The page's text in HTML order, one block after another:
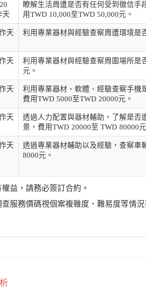
天
瞭解生活周遭是否有任何受到徵信手
用TWD 10,000至TWD 50,000元。
天 利用專業器材與經驗查察周遭環境是
天
利用專業器材與經驗查察周圍場所是
元。
天
利用專業器材、軟體、經驗查察手機
費用TWD 5000至TWD 20000元。
天
透過人力配置與器材輔助，了解是否
景，費用TWD 20000至 TWD 80000元
天
透過專業器材輔助以及經驗，查察車
8000元。
益，請務必簽訂合約。
查服務價碼視個案複雜度、難易度等情